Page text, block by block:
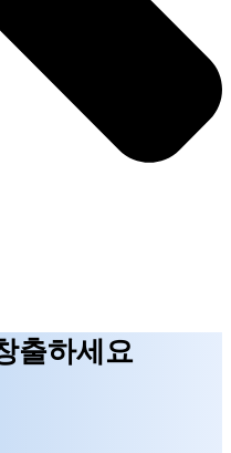
출하세요